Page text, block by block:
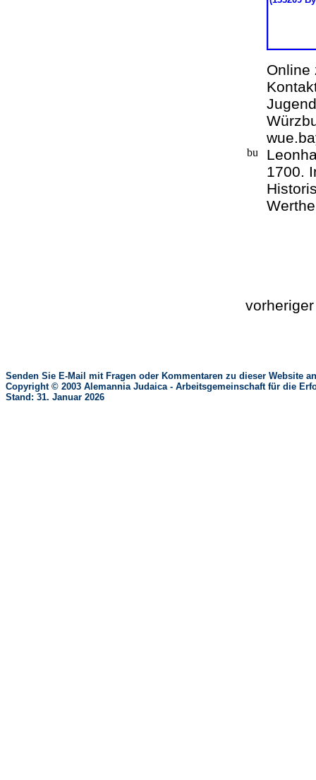
1700.
Senden Sie E-Mail mit Fragen oder Kommentaren zu dieser Website
Copyright © 2003 Alemannia Judaica - Arbeitsgemeinschaft für die
Stand: 31. Januar 2026